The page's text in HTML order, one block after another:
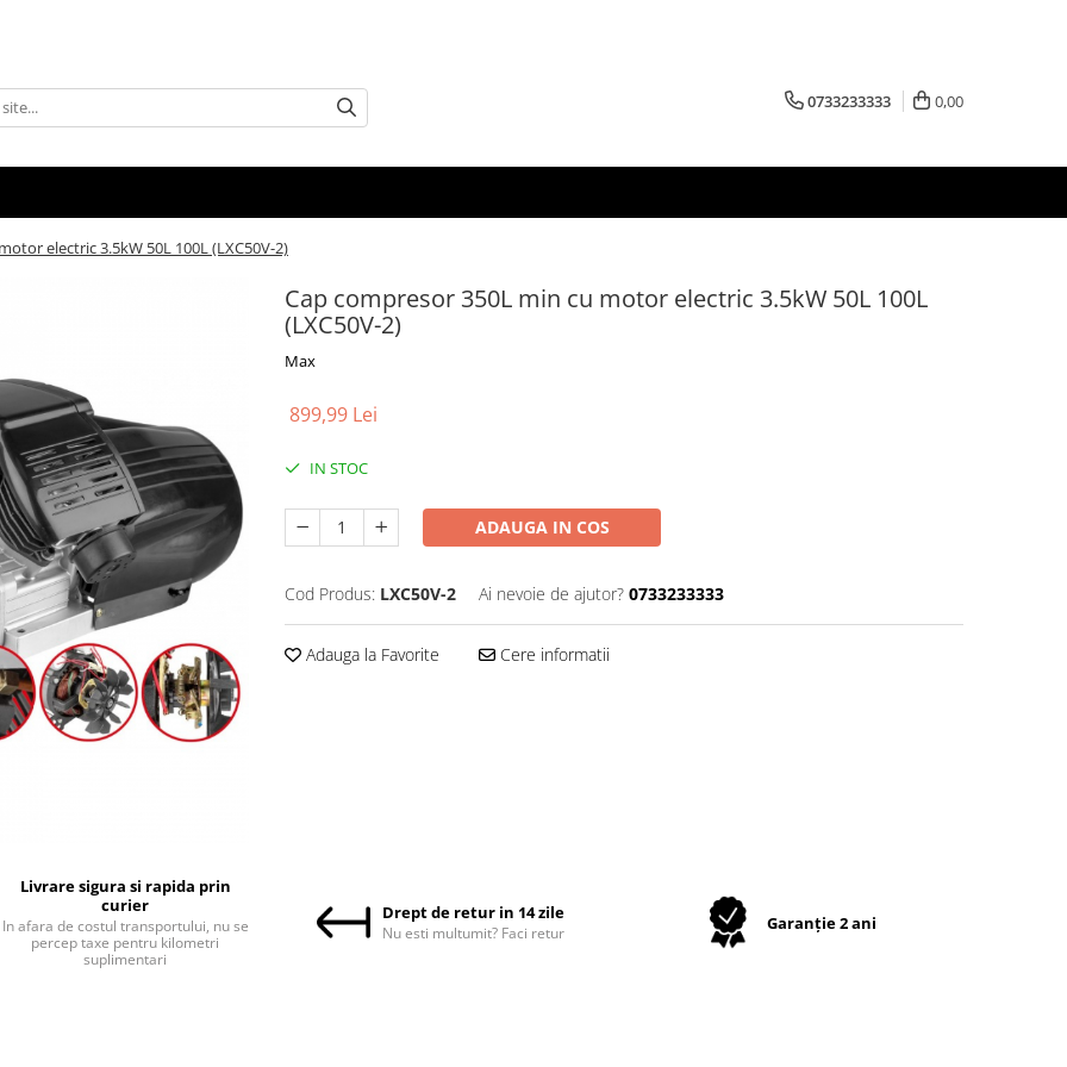
0733233333 0,00
electric 3.5kW 50L 100L (LXC50V-2)
Cap compresor 350L min cu motor electric 3.5kW 50L 100L
(LXC50V-2)
Max
899,99 Lei
IN STOC
ADAUGA IN COS
Cod Produs: LXC50V-2 Ai nevoie de ajutor? 0733233333
Adauga la Favorite Cere informatii
Livrare sigura si rapida prin
curier
In afara de costul transportului, nu se
percep taxe pentru kilometri
suplimentari
Drept de retur in 14 zile
Nu esti multumit? Faci retur Garanție 2 ani